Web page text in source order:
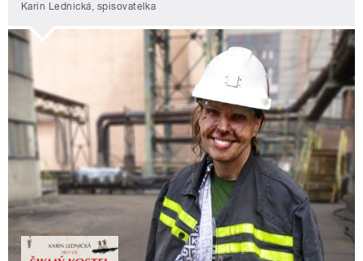
Karin Lednická, spisovatelka